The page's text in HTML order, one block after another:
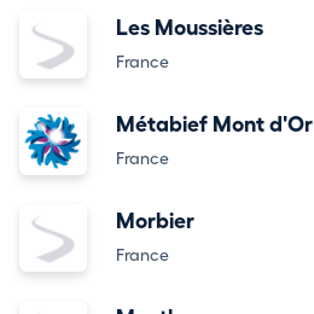
Les Moussières
France
Métabief Mont d'Or
France
Morbier
France